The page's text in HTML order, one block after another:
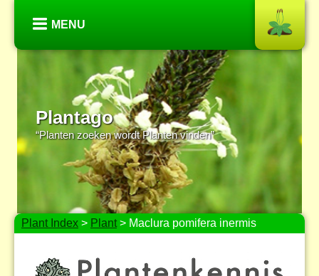
MENU
Plantago
“Planten zoeken wordt Planten vinden”
Plant Index > Plant> Maclura pomifera inermis